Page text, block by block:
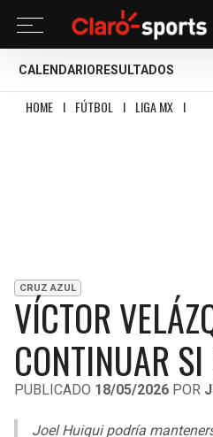
CALENDARIO RESULTADOS
HOME I FÚTBOL I LIGA MX I
CRUZ AZUL
VÍCTOR
CONTINUAR
PUBLICADO 18/05/2026 POR
Joel Huiqui podría